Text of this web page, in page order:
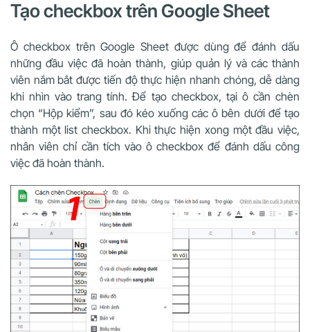
Tạo checkbox trên Google Sheet
Ô checkbox trên Google Sheet được dùng để đánh dấu
những đầu việc đã hoàn thành, giúp quản lý và các thành
viên nắm bắt được tiến độ thực hiện nhanh chóng, dễ dàng
khi nhìn vào trang tính. Để tạo checkbox, tại ô cần chèn
chọn “Hộp kiểm”, sau đó kéo xuống các ô bên dưới để tạo
thành một list checkbox. Khi thực hiện xong một đầu việc,
nhân viên chỉ cần tích vào ô checkbox để đánh dấu công
việc đã hoàn thành.